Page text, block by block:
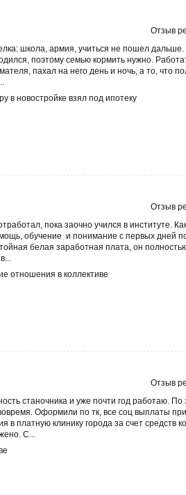
Отзыв
школа, армия, учиться не пошел
поэтому семью кормить нужно.
пахал на него день и ночь, а то, что
в новостройке взял под ипотеку
Отзыв
пока заочно учился в институте.
обучение и понимание с первых дней
белая заработная плата, он
отношения в коллективе
Отзыв
станочника и уже почти год работаю. По
Оформили по тк, все соц выплаты
в платную клинику города за счет средств
С...